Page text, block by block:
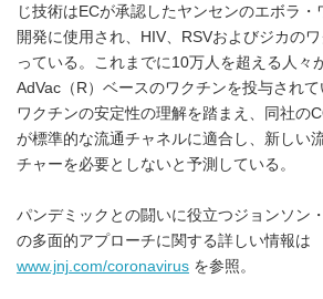
じ技術はECが承認したヤンセンのエボラ
開発に使用され、HIV、RSVおよびジカの
っている。これまでに10万人を超える人々
AdVac（R）ベースのワクチンを投与され
ワクチンの安定性の理解を踏まえ、同社の
が標準的な流通チャネルに適合し、新しい
チャーを必要としないと予測している。
パンデミックとの闘いに役立つジョンソン
の多面的アプローチに関する詳しい情報は
www.jnj.com/coronavirus を参照。